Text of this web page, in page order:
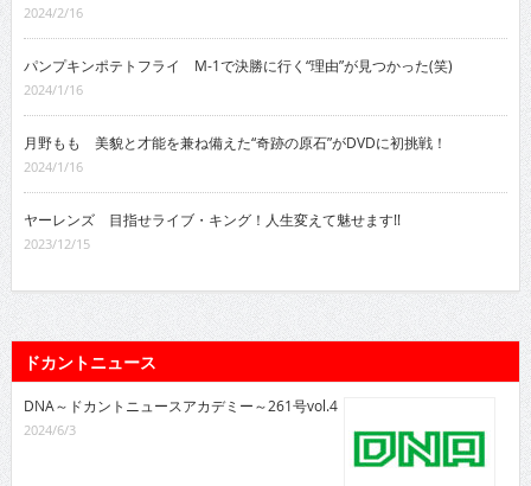
2024/2/16
パンプキンポテトフライ M-1で決勝に行く“理由”が見つかった(笑)
2024/1/16
月野もも 美貌と才能を兼ね備えた“奇跡の原石”がDVDに初挑戦！
2024/1/16
ヤーレンズ 目指せライブ・キング！人生変えて魅せます!!
2023/12/15
ドカントニュース
DNA～ドカントニュースアカデミー～261号vol.4
2024/6/3